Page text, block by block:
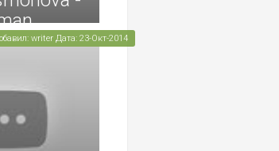
writer Дата: 23-Окт-2014